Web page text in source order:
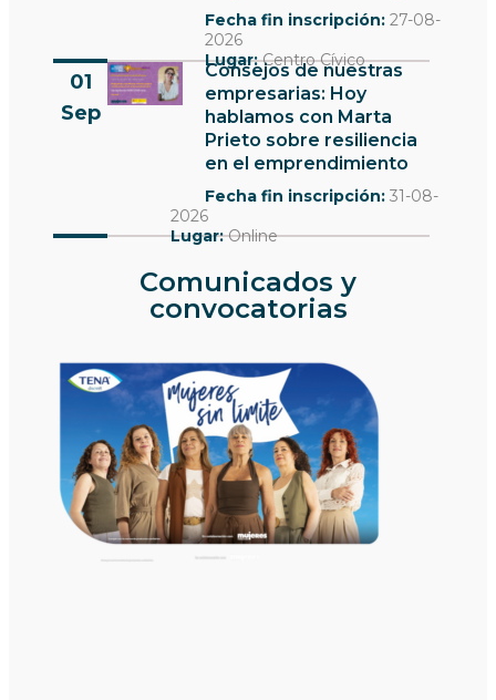
Fecha fin inscripción: 27-08-
2026
Lugar:Centro Cívico
01
Sep
Consejos de nuestras
empresarias: Hoy
hablamos con Marta
Prieto sobre resiliencia
en el emprendimiento
Fecha fin inscripción: 31-08-
2026
Lugar:Online
Comunicados y
convocatorias